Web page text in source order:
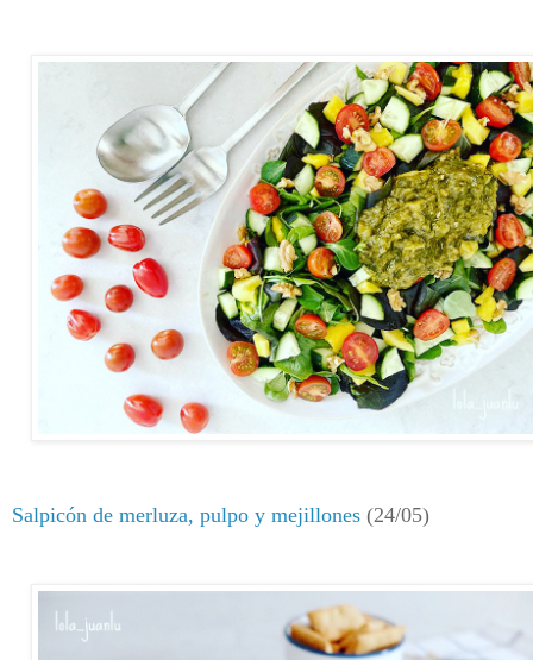
Salpicón de merluza, pulpo y mejillones (24/05)